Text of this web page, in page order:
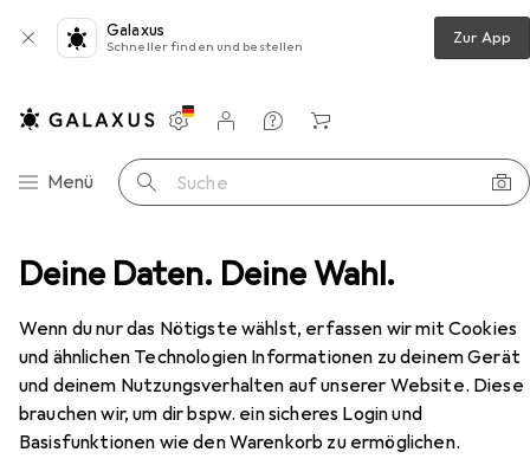
Deine Daten. Deine Wahl.
Wenn du nur das Nötigste wählst, erfassen wir mit Cookies
und ähnlichen Technologien Informationen zu deinem Gerät
und deinem Nutzungsverhalten auf unserer Website. Diese
brauchen wir, um dir bspw. ein sicheres Login und
Basisfunktionen wie den Warenkorb zu ermöglichen.
Galaxus
Schneller finden und bestellen Zur App
Navigation nach Kategorien
Menü Suche
Einstellungen
Kundenkonto
Vergleichslisten
Merklisten
Warenkorb
Ravensburger Puzzle Barbie, Fashion Icon, 1000 Teile.
Ravensburger Puzzle Barbie, Fashion
Icon, 1000 Teile.
1000 Teile